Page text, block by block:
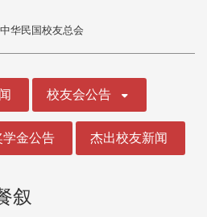
中华民国校友总会
校友会公告
学金公告 杰出校友新闻
叙